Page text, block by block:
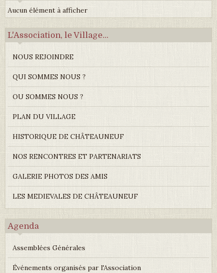
Aucun élément à afficher
L'Association, le Village...
NOUS REJOINDRE
QUI SOMMES NOUS ?
OU SOMMES NOUS ?
PLAN DU VILLAGE
HISTORIQUE DE CHÂTEAUNEUF
NOS RENCONTRES ET PARTENARIATS
GALERIE PHOTOS DES AMIS
LES MEDIEVALES DE CHÂTEAUNEUF
Agenda
Assemblées Générales
Événements organisés par l'Association